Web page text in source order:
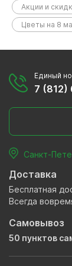
Акции и
Цветы на 8
Единый
7
Санкт-
Доставка
Бесплатная
Всегда
Самовывоз
50 пунктов